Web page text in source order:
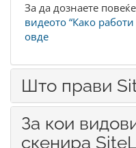
За да дознаете
видеото “Како
овде
Што прави
За кои
скенира